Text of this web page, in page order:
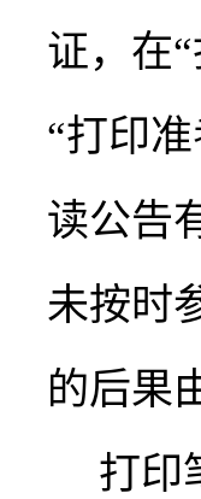
证，在
“打印
读公告
未按时
的后果
打印